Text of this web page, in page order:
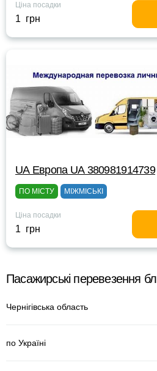
Ціна посадки
1 грн
UА Европа UА 380981914739
ПО МІСТУ МІЖМІСЬКІ
Ціна посадки
1 грн
Пасажирські перевезення
Чернігівська область
по Україні